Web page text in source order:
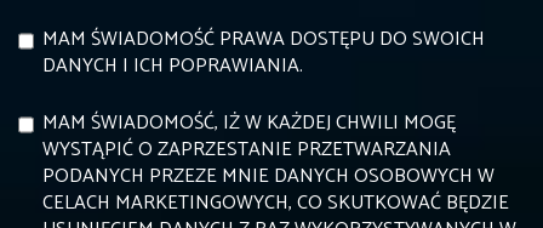
MAM ŚWIADOMOŚĆ PRAWA DOSTĘPU DO SWOICH
DANYCH I ICH POPRAWIANIA.
MAM ŚWIADOMOŚĆ, IŻ W KAŻDEJ CHWILI MOGĘ
WYSTĄPIĆ O ZAPRZESTANIE PRZETWARZANIA
PODANYCH PRZEZE MNIE DANYCH OSOBOWYCH W
CELACH MARKETINGOWYCH, CO SKUTKOWAĆ BĘDZIE